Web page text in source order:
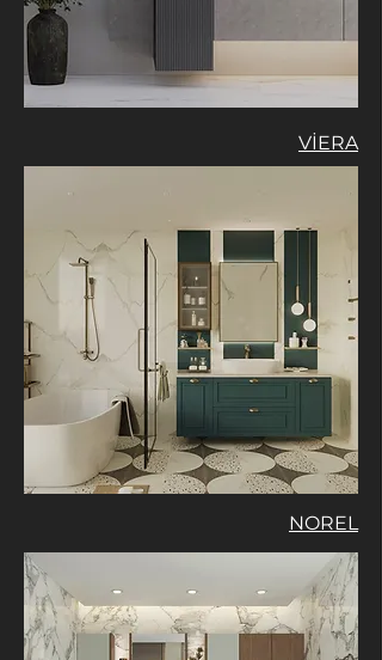
VİERA
NOREL